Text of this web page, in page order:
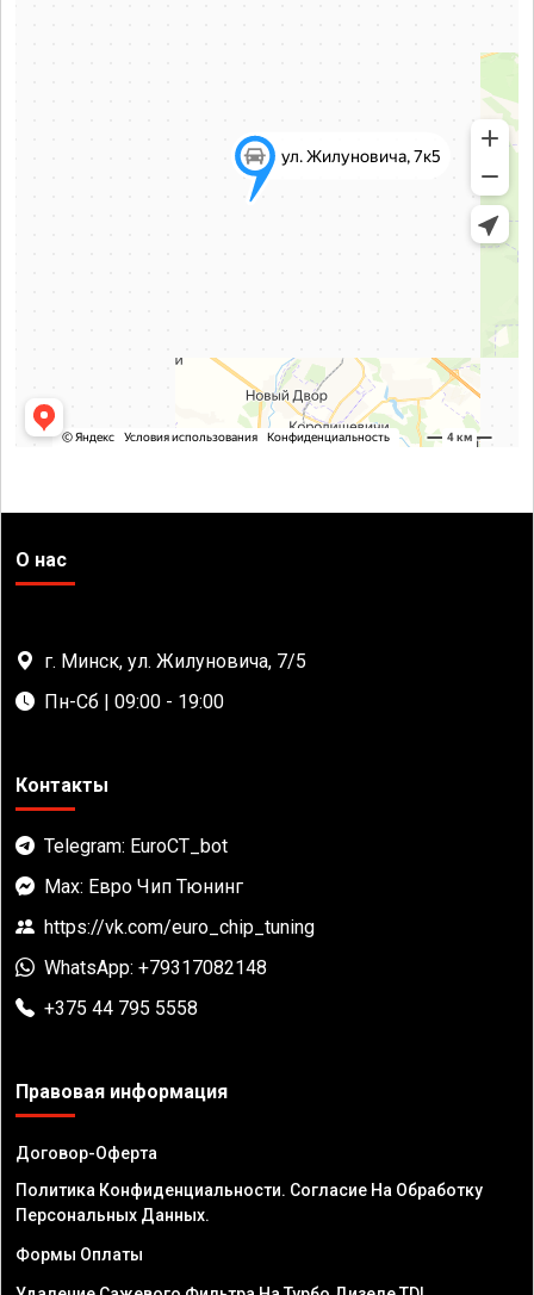
О нас
г. Минск, ул. Жилуновича, 7/5
Пн-Сб | 09:00 - 19:00
Контакты
Telegram: EuroCT_bot
Max: Евро Чип Тюнинг
https://vk.com/euro_chip_tuning
WhatsApp: +79317082148
+375 44 795 5558
Правовая информация
Договор-Оферта
Политика Конфиденциальности. Согласие На Обработку
Персональных Данных.
Формы Оплаты